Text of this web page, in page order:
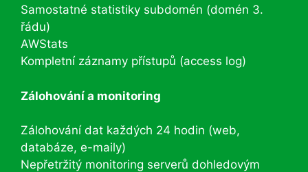
Samostatné statistiky subdomén (domén 3.
řádu)
AWStats
Kompletní záznamy přístupů (access log)
Zálohování a monitoring
Zálohování dat každých 24 hodin (web,
databáze, e-maily)
Nepřetržitý monitoring serverů dohledovým